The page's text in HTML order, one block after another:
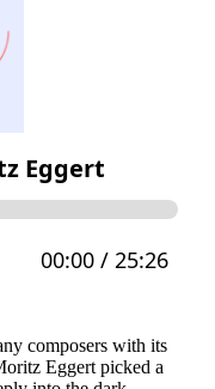
composers with its
Eggert picked a